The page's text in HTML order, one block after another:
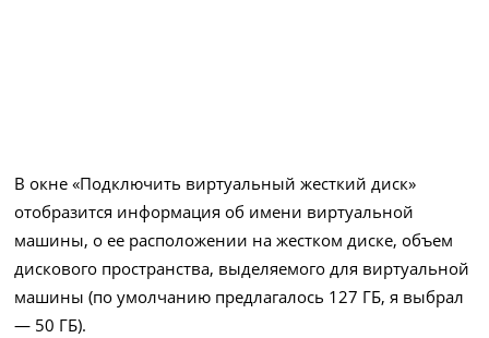
В окне «Подключить виртуальный жесткий диск»
отобразится информация об имени виртуальной
машины, о ее расположении на жестком диске, объем
дискового пространства, выделяемого для виртуальной
машины (по умолчанию предлагалось 127 ГБ, я выбрал
— 50 ГБ).